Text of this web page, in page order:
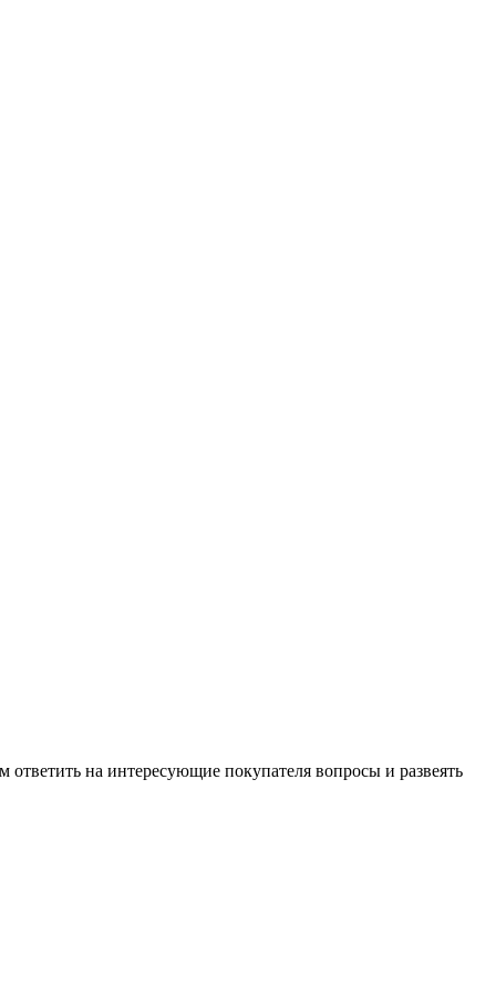
на интересующие покупателя вопросы и развеять